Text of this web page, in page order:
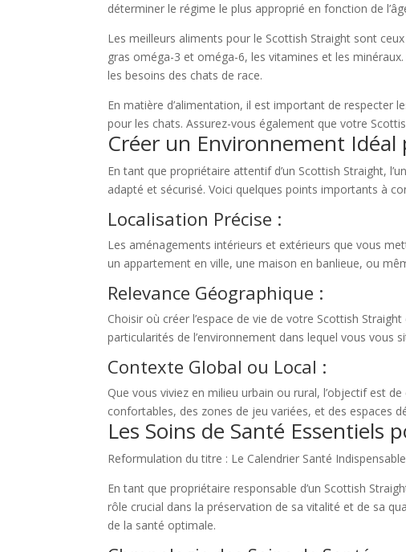
déterminer le régime le plus approprié en fonction de
Les meilleurs aliments pour le Scottish Straight sont
gras oméga-3 et oméga-6, les vitamines et les
les besoins des chats de race.
En matière d’alimentation, il est important de respecter
pour les chats. Assurez-vous également que votre
Créer un Environnement
En tant que propriétaire attentif d’un Scottish Straight,
adapté et sécurisé. Voici quelques points importants à
Localisation Précise :
Les aménagements intérieurs et extérieurs que vous
un appartement en ville, une maison en banlieue, ou
Relevance Géographique :
Choisir où créer l’espace de vie de votre Scottish
particularités de l’environnement dans lequel vous
Contexte Global ou Local :
Que vous viviez en milieu urbain ou rural, l’objectif est
confortables, des zones de jeu variées, et des espaces
Les Soins de Santé Essentiels
Reformulation du titre : Le Calendrier Santé
En tant que propriétaire responsable d’un Scottish
rôle crucial dans la préservation de sa vitalité et de sa
de la santé optimale.